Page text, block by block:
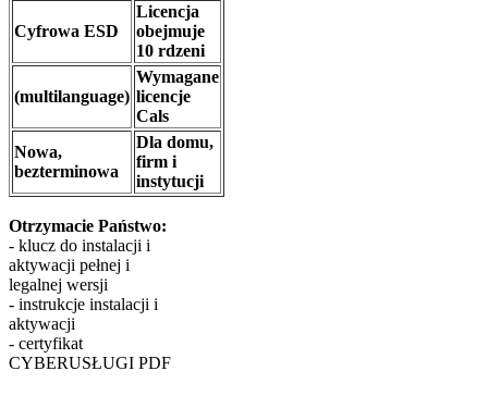
Cyfrowa ESD
Licencja
obejmuje
10 rdzeni
(multilanguage)
Wymagane
licencje
Cals
Nowa,
bezterminowa
Dla domu,
firm i
instytucji
Otrzymacie Państwo:
- klucz do instalacji i
aktywacji pełnej i
legalnej wersji
- instrukcje instalacji i
aktywacji
- certyfikat
CYBERUSŁUGI PDF